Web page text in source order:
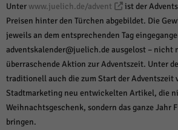
Unter www.juelich.de/advent
ist der
Preisen hinter den Türchen abgebildet. Die
jeweils an dem entsprechenden Tag
adventskalender@juelich.de ausgelost – nicht
überraschende Aktion zur Adventszeit. Unter
traditionell auch die zum Start der Adventszeit
Stadtmarketing neu entwickelten Artikel, die
Weihnachtsgeschenk, sondern das ganze Jahr
bringen.
einwandfreie Funktion der Website erforderlich.
Cookie-Informationen
Statistiken (1)
uns zu verstehen, wie unsere Besucher unsere
Cookie-Informationen
Marketing (1)